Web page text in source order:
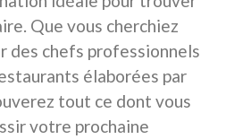
Que vous cherchiez
des chefs professionnels
élaborées par
tout ce dont vous
votre prochaine